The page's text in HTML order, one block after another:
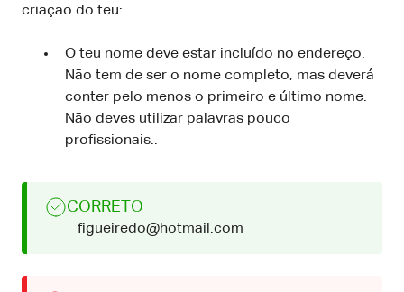
criação do teu:
O teu nome deve estar incluído no endereço.
Não tem de ser o nome completo, mas deverá
conter pelo menos o primeiro e último nome.
Não deves utilizar palavras pouco
profissionais..
CORRETO
figueiredo@hotmail.com